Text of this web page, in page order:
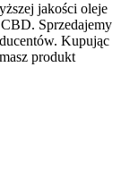
jakości oleje
Sprzedajemy
Kupując
produkt